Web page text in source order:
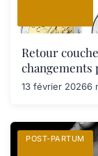
Retour
changements
13 février 20266
POST-PARTUM